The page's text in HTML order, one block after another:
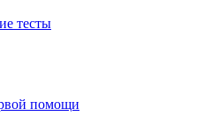
тесты
помощи